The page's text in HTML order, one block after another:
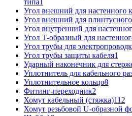
Угол внешний для настенного
Угол внешний для плинтусного
Угол внутренний для
Угол Т-образный для
Угол трубы для
Угол трубы защиты кабеля1
Ударный наконечник для
Уплотнитель для кабельного
Уплотнительное кольцо8
Фитинг-переходник2
Хомут кабельный (стяжка)112
Хомут резьбовой U-образной